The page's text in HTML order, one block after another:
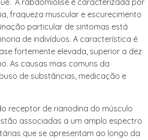
A rabdomiólise é caracterizada por
fraqueza muscular e escurecimento
particular de sintomas está
de indivíduos. A característica é
fortemente elevada, superior a dez
As causas mais comuns da
de substâncias, medicação e
receptor de rianodina do músculo
associadas a um amplo espectro
que se apresentam ao longo da